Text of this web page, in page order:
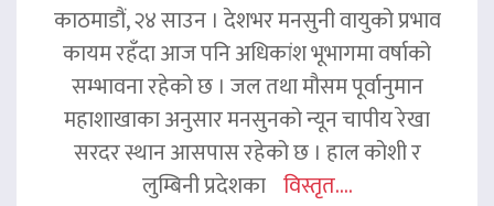
काठमाडौं, २४ साउन । देशभर मनसुनी वायुको प्रभाव
कायम रहँदा आज पनि अधिकांश भूभागमा वर्षाको
सम्भावना रहेको छ । जल तथा मौसम पूर्वानुमान
महाशाखाका अनुसार मनसुनको न्यून चापीय रेखा
सरदर स्थान आसपास रहेको छ । हाल कोशी र
लुम्बिनी प्रदेशका विस्तृत....